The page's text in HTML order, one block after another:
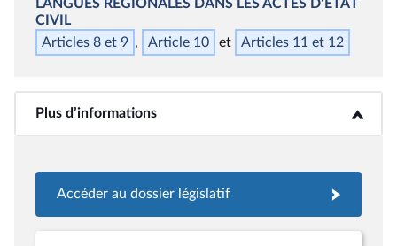
LANGUES RÉGIONALES DANS LES ACTES D’ÉTAT
CIVIL
Articles 8 et 9
Article 10 Articles 11 et 12
Plus d’informations<b>Plus d’informations</b>
Accéder au dossier législatif